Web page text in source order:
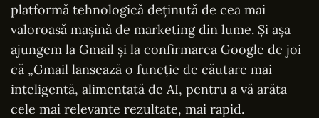
platformă tehnologică deținută de cea mai
valoroasă mașină de marketing din lume. Și așa
ajungem la Gmail și la confirmarea Google de joi
că „Gmail lansează o funcție de căutare mai
inteligentă, alimentată de AI, pentru a vă arăta
cele mai relevante rezultate, mai rapid.